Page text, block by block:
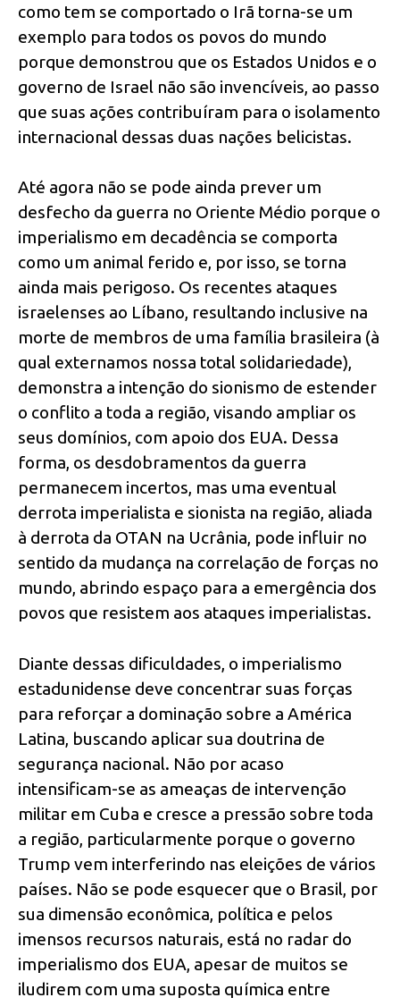
como tem se comportado o Irã torna-se um
exemplo para todos os povos do mundo
porque demonstrou que os Estados Unidos e o
governo de Israel não são invencíveis, ao passo
que suas ações contribuíram para o isolamento
internacional dessas duas nações belicistas.
Até agora não se pode ainda prever um
desfecho da guerra no Oriente Médio porque o
imperialismo em decadência se comporta
como um animal ferido e, por isso, se torna
ainda mais perigoso. Os recentes ataques
israelenses ao Líbano, resultando inclusive na
morte de membros de uma família brasileira (à
qual externamos nossa total solidariedade),
demonstra a intenção do sionismo de estender
o conflito a toda a região, visando ampliar os
seus domínios, com apoio dos EUA. Dessa
forma, os desdobramentos da guerra
permanecem incertos, mas uma eventual
derrota imperialista e sionista na região, aliada
à derrota da OTAN na Ucrânia, pode influir no
sentido da mudança na correlação de forças no
mundo, abrindo espaço para a emergência dos
povos que resistem aos ataques imperialistas.
Diante dessas dificuldades, o imperialismo
estadunidense deve concentrar suas forças
para reforçar a dominação sobre a América
Latina, buscando aplicar sua doutrina de
segurança nacional. Não por acaso
intensificam-se as ameaças de intervenção
militar em Cuba e cresce a pressão sobre toda
a região, particularmente porque o governo
Trump vem interferindo nas eleições de vários
países. Não se pode esquecer que o Brasil, por
sua dimensão econômica, política e pelos
imensos recursos naturais, está no radar do
imperialismo dos EUA, apesar de muitos se
iludirem com uma suposta química entre